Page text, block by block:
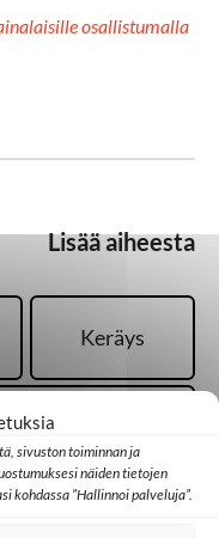
sivuston toiminnan ja
näiden tietojen
kohdassa ”Hallinnoi palveluja”.
osallistumalla
Lisää aiheesta
Keräys
media